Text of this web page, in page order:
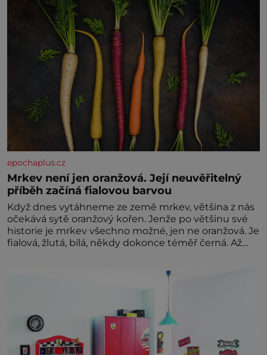
epochaplus.cz
Mrkev není jen oranžová. Její neuvěřitelný
příběh začíná fialovou barvou
Když dnes vytáhneme ze země mrkev, většina z nás
očekává sytě oranžový kořen. Jenže po většinu své
historie je mrkev všechno možné, jen ne oranžová. Je
fialová, žlutá, bílá, někdy dokonce téměř černá. Až
nedokážeme představit. Její příběh je